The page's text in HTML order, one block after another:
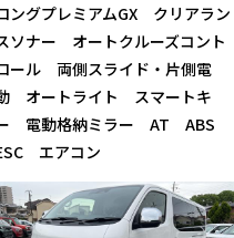
ングプレミアムGX クリアラン
ソナー オートクルーズコント
ール 両側スライド・片側電
オートライト スマートキ
電動格納ミラー AT ABS
エアコン